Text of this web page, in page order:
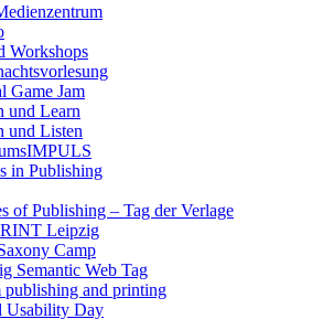
Workshops
Game Jam
und Learn
und Listen
in Publishing
of Publishing – Tag der Verlage
Leipzig
Camp
Semantic Web Tag
publishing and printing
Usability Day